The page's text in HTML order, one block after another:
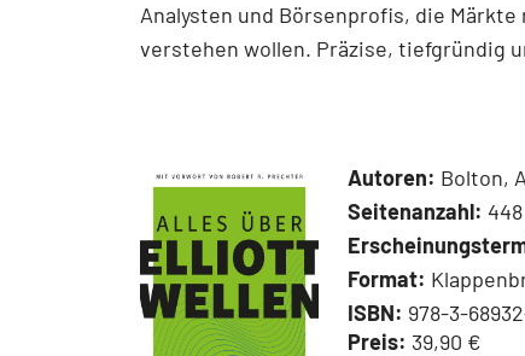
Analysten und Börsenprofis, die
verstehen wollen. Präzise, tiefgründig
Autoren: Bolton,
Seitenanzahl: 448
Format:
ISBN: 978-3-
Preis: 39,90 €